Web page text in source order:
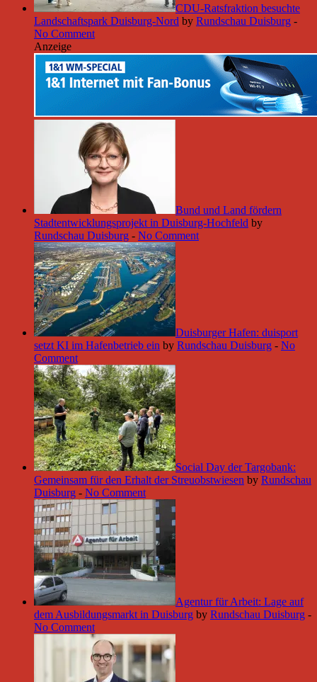
CDU-Ratsfraktion besuchte
Landschaftspark Duisburg-Nord by Rundschau Duisburg -
No Comment
Anzeige
Bund und Land fördern
Stadtentwicklungsprojekt in Duisburg-Hochfeld by
Rundschau Duisburg - No Comment
Duisburger Hafen: duisport
setzt KI im Hafenbetrieb ein by Rundschau Duisburg - No
Comment
Social Day der Targobank:
Gemeinsam für den Erhalt der Streuobstwiesen by Rundschau
Duisburg - No Comment
Agentur für Arbeit: Lage auf
dem Ausbildungsmarkt in Duisburg by Rundschau Duisburg -
No Comment